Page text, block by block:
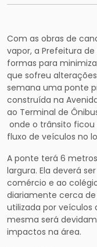
Com as obras de
vapor, a Prefeitura
formas para
que sofreu
semana uma ponte
construída na
ao Terminal de
onde o trânsito
fluxo de veículos no
A ponte terá 6
largura. Ela deverá
comércio e ao
diariamente cerca
utilizada por veículos
mesma será
impactos na área.